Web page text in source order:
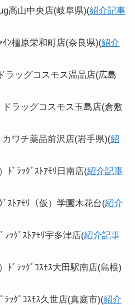
高山中央店(岐阜県)(紹介記事
ｲﾝ橿原栄和町店(奈良県)(紹介
ラッグコスモス温品店(広島
ドラッグコスモス玉島店(倉敷
カワチ薬品前沢店(岩手県)(紹
ﾄﾞﾗｯｸﾞｽﾄｱﾓﾘ日南店(紹介記事
ﾞｽﾄｱﾓﾘ（仮）学園木花台(紹介
ﾗｯｸﾞｽﾄｱﾓﾘ宇多津店(紹介記事
ﾄﾞﾗｯｸﾞｺｽﾓｽ大田駅南店(島根)
ﾗｯｸﾞｺｽﾓｽ久世店(真庭市)(紹介